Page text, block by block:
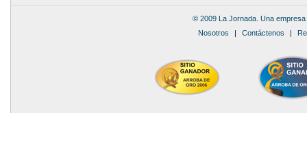
© 2009 La Jornada. Una
Nosotros | Contáctenos |